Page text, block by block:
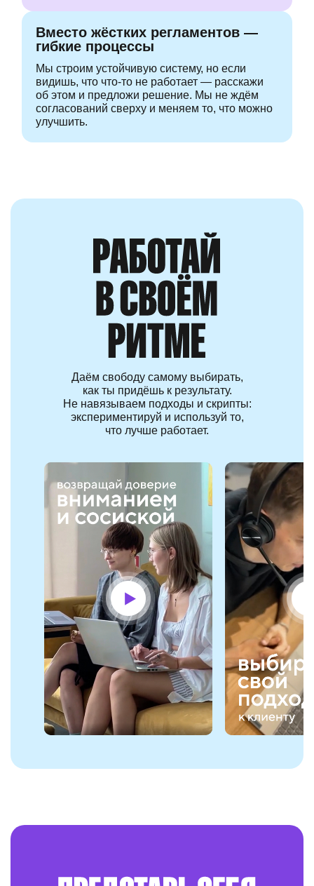
Вместо жёстких регламентов —
гибкие процессы
Мы строим устойчивую систему, но если
видишь, что что-то не работает — расскажи
об этом и предложи решение. Мы не ждём
согласований сверху и меняем то, что можно
улучшить.
Даём свободу самому выбирать,
как ты придёшь к результату.
Не навязываем подходы и скрипты:
экспериментируй и используй то,
что лучше работает.